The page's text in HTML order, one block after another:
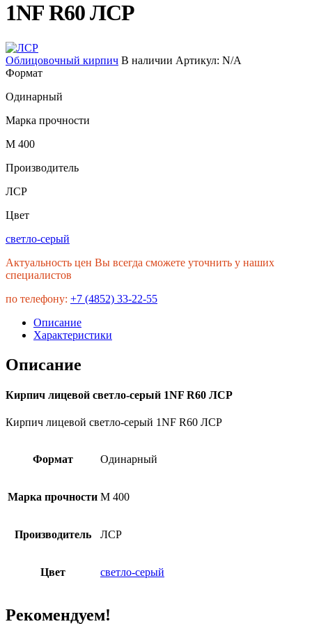
1NF R60 ЛСР
Облицовочный кирпич В наличии Артикул: N/A
Формат
Одинарный
Марка прочности
М 400
Производитель
ЛСР
Цвет
светло-серый
Актуальность цен Вы всегда сможете уточнить у наших
специалистов
по телефону: +7 (4852) 33-22-55
Описание
Характеристики
Описание
Кирпич лицевой светло-серый 1NF R60 ЛСР
Кирпич лицевой светло-серый 1NF R60 ЛСР
Формат Одинарный
Марка прочности М 400
Производитель ЛСР
Цвет светло-серый
Рекомендуем!